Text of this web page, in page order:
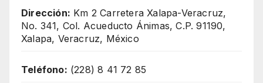
Dirección: Km 2 Carretera Xalapa-Veracruz,
No. 341, Col. Acueducto Ánimas, C.P. 91190,
Xalapa, Veracruz, México
Teléfono: (228) 8 41 72 85